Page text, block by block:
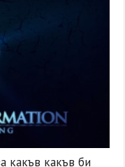
какъв какъв би